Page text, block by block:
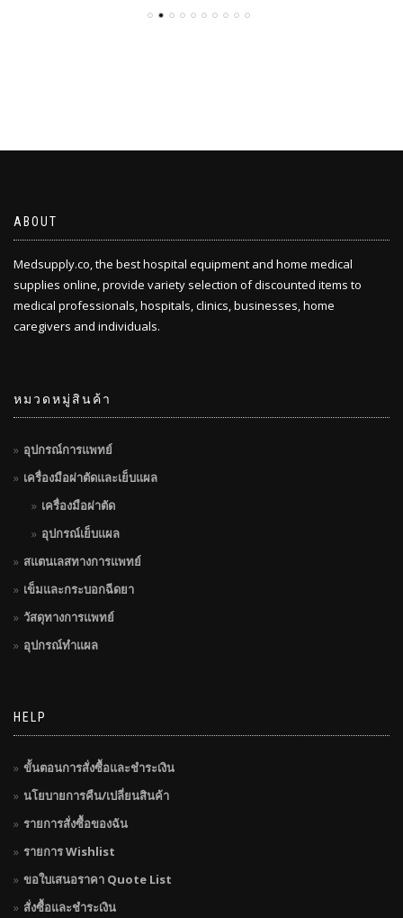
ABOUT
Medsupply.co, the best hospital equipment and home medical
supplies online, provide variety selection of discounted items to
medical professionals, hospitals, clinics, businesses, home
caregivers and individuals.
หมวดหมู่สินค้า
อุปกรณ์การแพทย์
เครื่องมือผ่าตัดและเย็บแผล
เครื่องมือผ่าตัด
อุปกรณ์เย็บแผล
สแตนเลสทางการแพทย์
เข็มและกระบอกฉีดยา
วัสดุทางการแพทย์
อุปกรณ์ทำแผล
HELP
ขั้นตอนการสั่งซื้อและชำระเงิน
นโยบายการคืน/เปลี่ยนสินค้า
รายการสั่งซื้อของฉัน
รายการ Wishlist
ขอใบเสนอราคา Quote List
สั่งซื้อและชำระเงิน